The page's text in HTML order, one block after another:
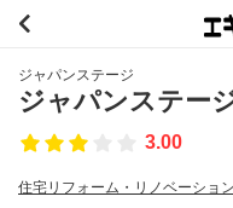
ジャパンステージ
ジャパンステー
3.00
住宅リフォーム・リノベーション